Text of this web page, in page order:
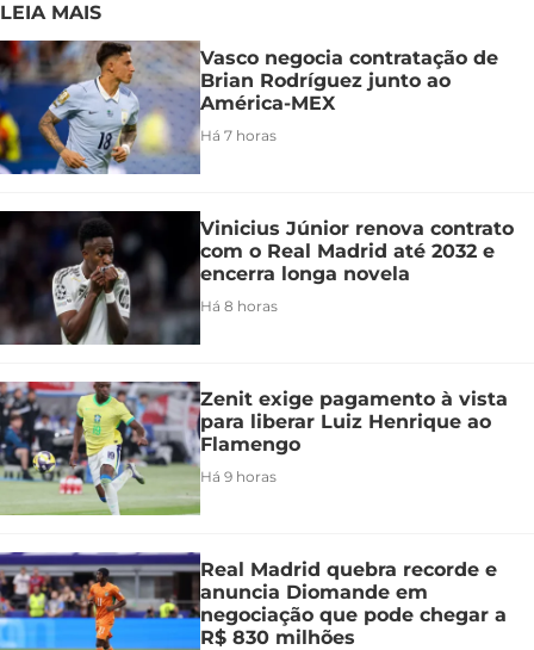
LEIA MAIS
Vasco negocia contratação de
Brian Rodríguez junto ao
América-MEX
Há 7 horas
Vinicius Júnior renova contrato
com o Real Madrid até 2032 e
encerra longa novela
Há 8 horas
Zenit exige pagamento à vista
para liberar Luiz Henrique ao
Flamengo
Há 9 horas
Real Madrid quebra recorde e
anuncia Diomande em
negociação que pode chegar a
R$ 830 milhões